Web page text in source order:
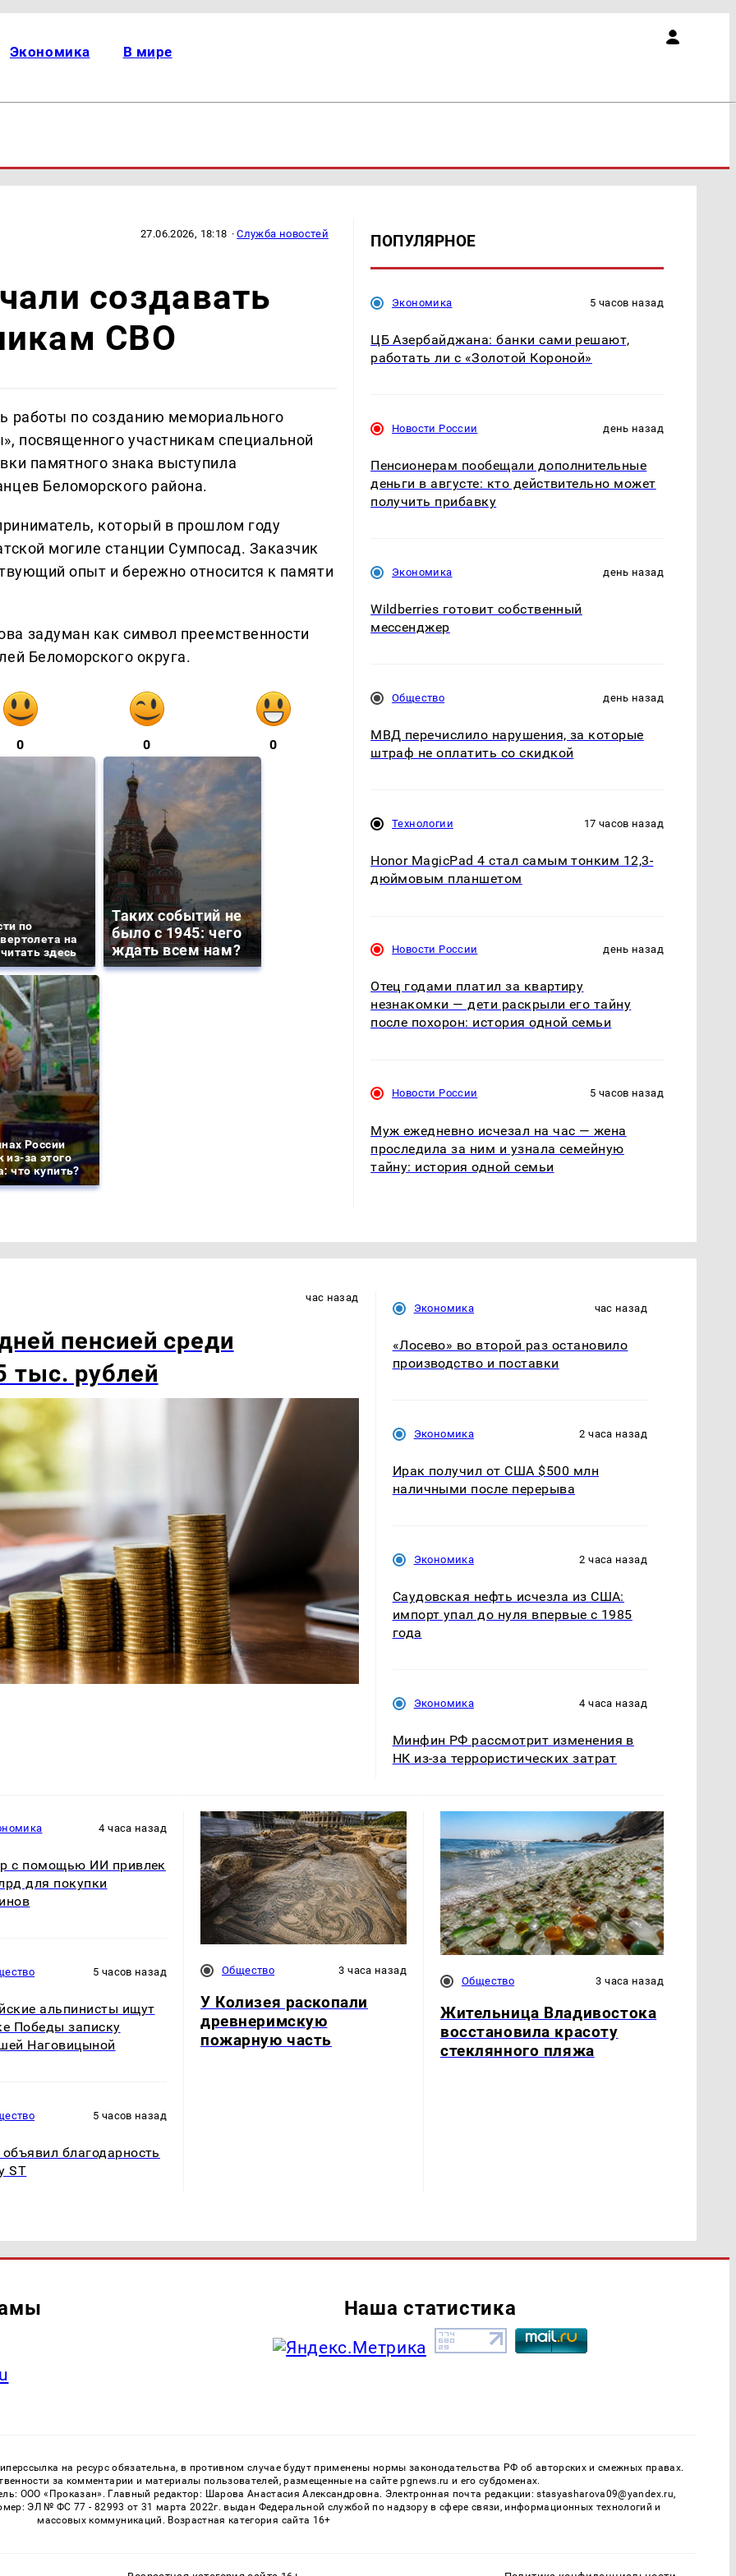
Экономика В мире
27.06.2026, 18:18 ·Служба новостей
создавать
СВО
работы по созданию мемориального
посвященного участникам специальной
памятного знака выступила
Беломорского района.
который в прошлом году
могиле станции Сумпосад. Заказчик
опыт и бережно относится к памяти
задуман как символ преемственности
Беломорского округа.
0 0 0
по
на
здесь
Таких событий не
было с 1945: чего
ждать всем нам?
России
за этого
что купить?
ПОПУЛЯРНОЕ
Экономика 5 часов назад
ЦБ Азербайджана: банки сами решают,
работать ли с «Золотой Короной»
Новости России день назад
Пенсионерам пообещали дополнительные
деньги в августе: кто действительно может
получить прибавку
Экономика день назад
Wildberries готовит собственный
мессенджер
Общество день назад
МВД перечислило нарушения, за которые
штраф не оплатить со скидкой
Технологии 17 часов назад
Honor MagicPad 4 стал самым тонким 12,3-
дюймовым планшетом
Новости России день назад
Отец годами платил за квартиру
незнакомки — дети раскрыли его тайну
после похорон: история одной семьи
Новости России 5 часов назад
Муж ежедневно исчезал на час — жена
проследила за ним и узнала семейную
тайну: история одной семьи
час назад
пенсией среди
тыс. рублей
Экономика час назад
«Лосево» во второй раз остановило
производство и поставки
Экономика 2 часа назад
Ирак получил от США $500 млн
наличными после перерыва
Экономика 2 часа назад
Саудовская нефть исчезла из США:
импорт упал до нуля впервые с 1985
года
Экономика 4 часа назад
Минфин РФ рассмотрит изменения в
НК из-за террористических затрат
4 часа назад
с помощью ИИ привлек
для покупки
5 часов назад
альпинисты ищут
Победы записку
Наговицыной
5 часов назад
благодарность
ST
Общество 3 часа назад
У Колизея раскопали
древнеримскую
пожарную часть
Общество 3 часа назад
Жительница Владивостока
восстановила красоту
стеклянного пляжа
Наша статистика
на ресурс обязательна, в противном случае будут применены нормы законодательства РФ об авторских и смежных правах.
за комментарии и материалы пользователей, размещенные на сайте pgnews.ru и его субдоменах.
ООО «Проказан». Главный редактор: Шарова Анастасия Александровна. Электронная почта редакции: stasyasharova09@yandex.ru,
ЭЛ № ФС 77 - 82993 от 31 марта 2022г. выдан Федеральной службой по надзору в сфере связи, информационных технологий и
массовых коммуникаций. Возрастная категория сайта 16+